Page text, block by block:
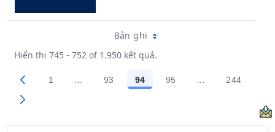
Bản ghi
Hiển thị 745 - 752 of 1.950 kết quả.
Các trang trên cổng
1 ...Trang trung gian Use TAB to navigate.
Các trang trên cổng
93 Các trang trên cổng
94 Các trang trên cổng
95 ...Trang trung
Các
244